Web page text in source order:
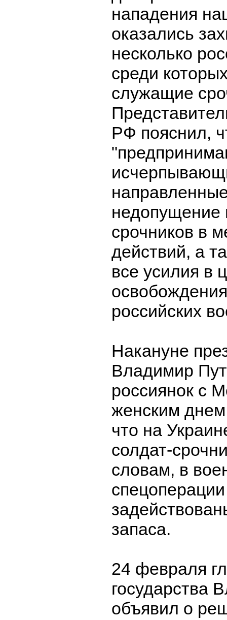
нападения
оказались
несколько
среди
служащие
РФ пояснил,
недопущение
срочников в
действий, а
все усилия в
российских
Накануне
Владимир
россиянок с
женским
что на
солдат-
словам, в
запаса.
24 февраля
государства
объявил о